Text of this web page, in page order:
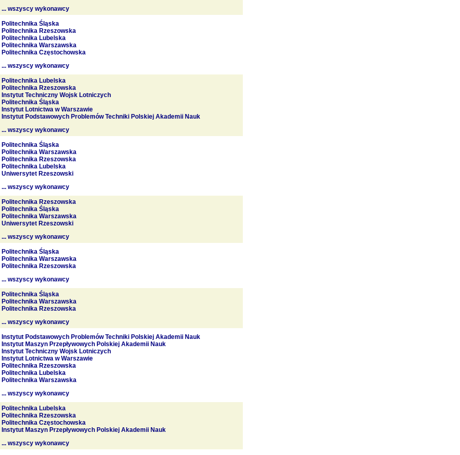
... wszyscy wykonawcy
Politechnika Śląska
Politechnika Rzeszowska
Politechnika Lubelska
Politechnika Warszawska
Politechnika Częstochowska
... wszyscy wykonawcy
Politechnika Lubelska
Politechnika Rzeszowska
Instytut Techniczny Wojsk Lotniczych
Politechnika Śląska
Instytut Lotnictwa w Warszawie
Instytut Podstawowych Problemów Techniki Polskiej Akademii Nauk
... wszyscy wykonawcy
Politechnika Śląska
Politechnika Warszawska
Politechnika Rzeszowska
Politechnika Lubelska
Uniwersytet Rzeszowski
... wszyscy wykonawcy
Politechnika Rzeszowska
Politechnika Śląska
Politechnika Warszawska
Uniwersytet Rzeszowski
... wszyscy wykonawcy
Politechnika Śląska
Politechnika Warszawska
Politechnika Rzeszowska
... wszyscy wykonawcy
Politechnika Śląska
Politechnika Warszawska
Politechnika Rzeszowska
... wszyscy wykonawcy
Instytut Podstawowych Problemów Techniki Polskiej Akademii Nauk
Instytut Maszyn Przepływowych Polskiej Akademii Nauk
Instytut Techniczny Wojsk Lotniczych
Instytut Lotnictwa w Warszawie
Politechnika Rzeszowska
Politechnika Lubelska
Politechnika Warszawska
... wszyscy wykonawcy
Politechnika Lubelska
Politechnika Rzeszowska
Politechnika Częstochowska
Instytut Maszyn Przepływowych Polskiej Akademii Nauk
... wszyscy wykonawcy